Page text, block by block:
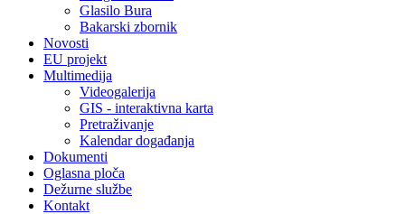
Glasilo Bura
Bakarski zbornik
Novosti
EU projekt
Multimedija
Videogalerija
GIS - interaktivna karta
Pretraživanje
Kalendar događanja
Dokumenti
Oglasna ploča
Dežurne službe
Kontakt